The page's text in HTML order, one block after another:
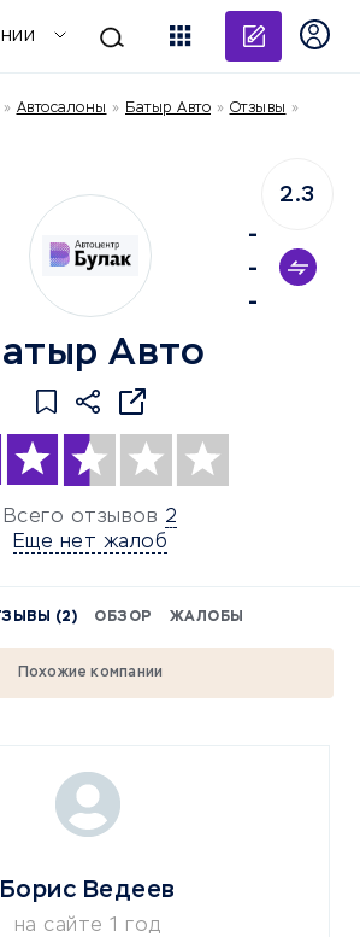
» Автосалоны » Батыр Авто » Отзывы »
Авто
Всего отзывов 2
Еще нет жалоб
2.3
-
-
-
(2) ОБЗОР ЖАЛОБЫ
Похожие компании
Борис Ведеев
на сайте 1 год